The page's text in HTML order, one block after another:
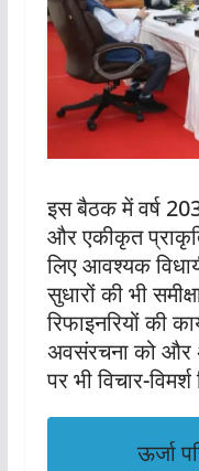
इस बैठक में वर्ष
और एकीकृत
लिए आवश्यक
सुधारों की भी
रिफाइनरियों की
अवसंरचना को और
पर भी विचार-
ऊर्जा